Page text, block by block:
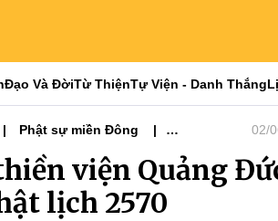
Đạo Và ĐờiTừ ThiệnTự Viện - Danh Thắng
Phật sự miền Đông
02/
viện Quảng
lịch 2570